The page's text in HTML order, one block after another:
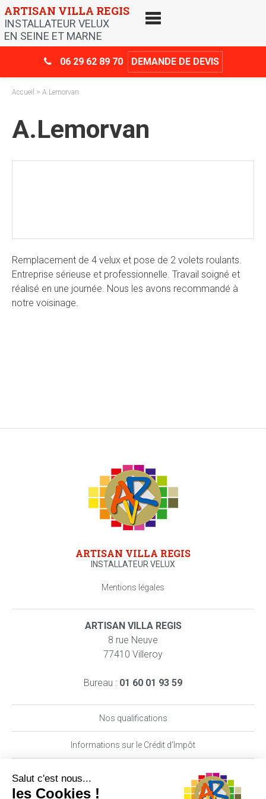
Skip
to
content
ARTISAN VILLA REGIS
INSTALLATEUR VELUX
EN SEINE ET MARNE
06 29 62 89 70 DEMANDE DE DEVIS
Accueil > A.Lemorvan
A.Lemorvan
Remplacement de 4 velux et pose de 2 volets roulants.
Entreprise sérieuse et professionnelle. Travail soigné et
réalisé en une journée. Nous les avons recommandé à
notre voisinage.
ARTISAN VILLA REGIS
INSTALLATEUR VELUX
Mentions légales
ARTISAN VILLA REGIS
8 rue Neuve
77410 Villeroy
Bureau : 01 60 01 93 59
Nos qualifications
Informations sur le Crédit d’Impôt